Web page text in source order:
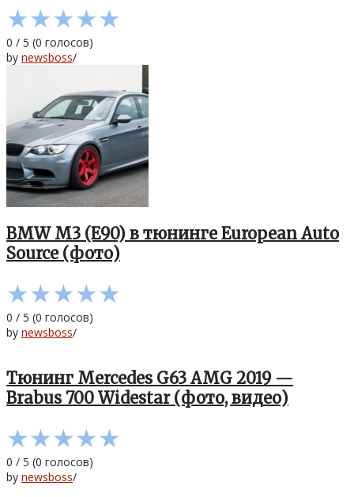
★★★★★
0 / 5 (0 голосов)
by newsboss/
BMW M3 (E90) в тюнинге European Auto
Source (фото)
★★★★★
0 / 5 (0 голосов)
by newsboss/
Тюнинг Mercedes G63 AMG 2019 —
Brabus 700 Widestar (фото, видео)
★★★★★
0 / 5 (0 голосов)
by newsboss/